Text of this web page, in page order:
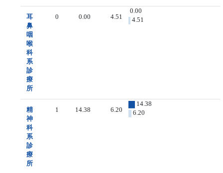
耳
鼻
咽
喉
科
系
診
療
所
0 0.00 4.51
0.00
4.51
精
神
科
系
診
療
所
1 14.38 6.20
14.38
6.20